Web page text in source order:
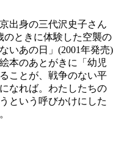
出身の三代沢史子さん
のときに体験した空襲の
いあの日」(2001年発売)
本のあとがきに「幼児
ことが、戦争のない平
なれば。わたしたちの
という呼びかけにした